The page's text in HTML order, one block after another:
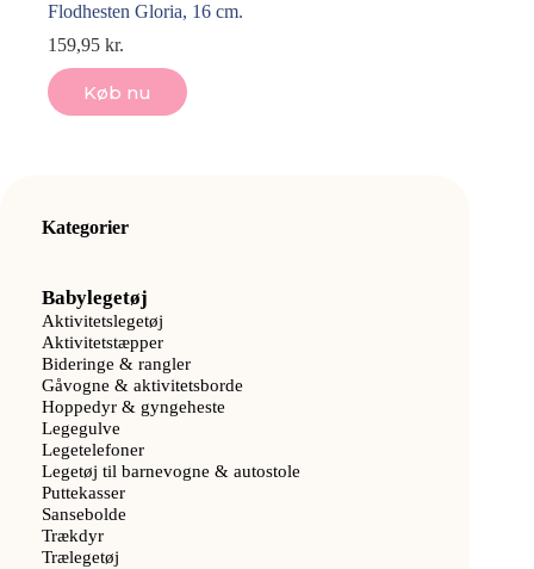
Flodhesten Gloria, 16 cm.
159,95 kr.
Køb nu
Kategorier
Babylegetøj
Aktivitetslegetøj
Aktivitetstæpper
Bideringe & rangler
Gåvogne & aktivitetsborde
Hoppedyr & gyngeheste
Legegulve
Legetelefoner
Legetøj til barnevogne & autostole
Puttekasser
Sansebolde
Trækdyr
Trælegetøj